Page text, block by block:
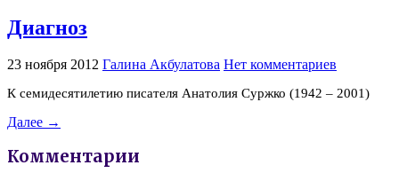
Диагноз
23 ноября 2012 Галина Акбулатова Нет комментариев
К семидесятилетию писателя Анатолия Суржко (1942 – 2001)
Далее →
Комментарии